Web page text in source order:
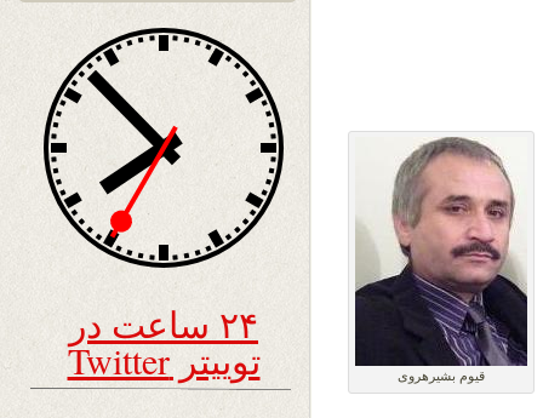
قیوم بشیرهروی
۲۴ ساعت در
توییتر Twitter